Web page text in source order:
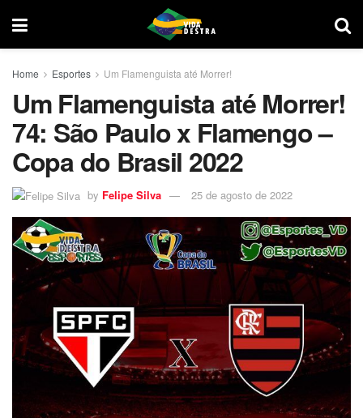
Home Esportes Um Flamenguista até Morrer!
Um Flamenguista até Morrer!
74: São Paulo x Flamengo –
Copa do Brasil 2022
by Felipe Silva 25 de agosto de 2022